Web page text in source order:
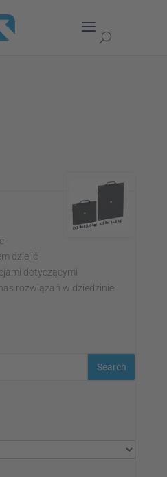
dzielić
dotyczącymi
rozwiązań w dziedzinie